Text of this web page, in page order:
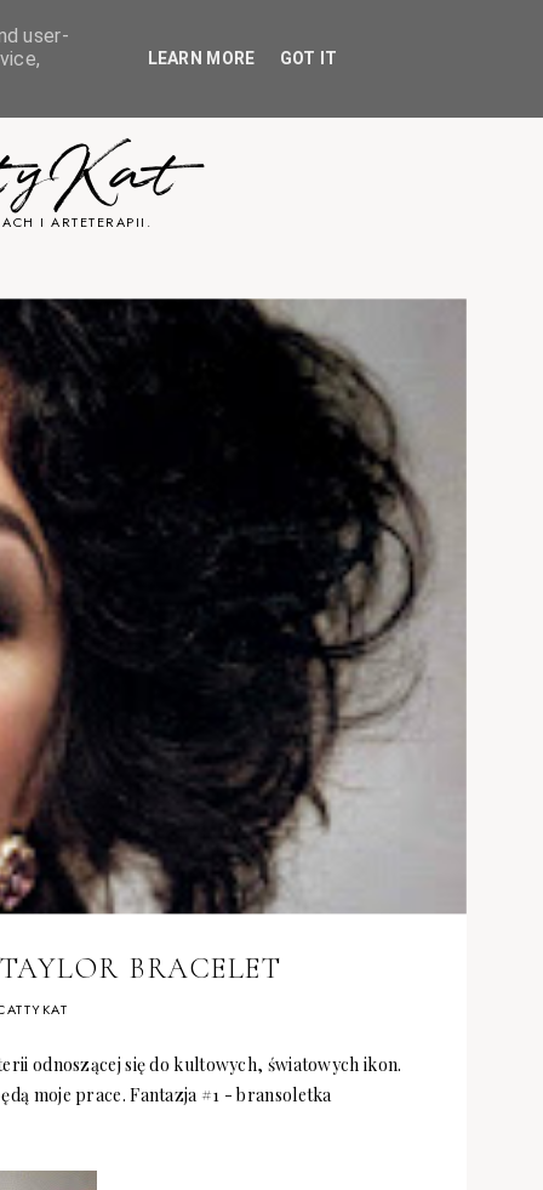
I ARTETERAPII.
BRACELET
odnoszącej się do kultowych, światowych ikon.
moje prace. Fantazja #1 - bransoletka
user-
LEARN MORE GOT IT